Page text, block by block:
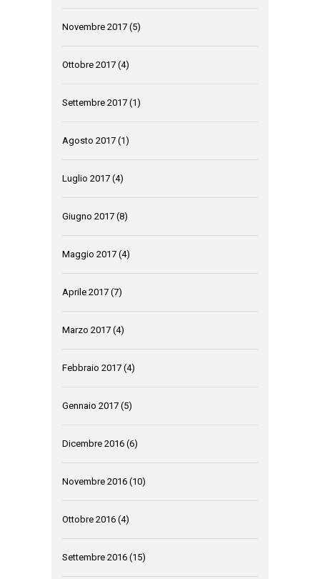
Novembre 2017 (5)
Ottobre 2017 (4)
Settembre 2017 (1)
Agosto 2017 (1)
Luglio 2017 (4)
Giugno 2017 (8)
Maggio 2017 (4)
Aprile 2017 (7)
Marzo 2017 (4)
Febbraio 2017 (4)
Gennaio 2017 (5)
Dicembre 2016 (6)
Novembre 2016 (10)
Ottobre 2016 (4)
Settembre 2016 (15)